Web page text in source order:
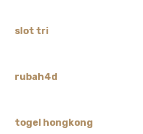
slot tri
rubah4d
togel hongkong